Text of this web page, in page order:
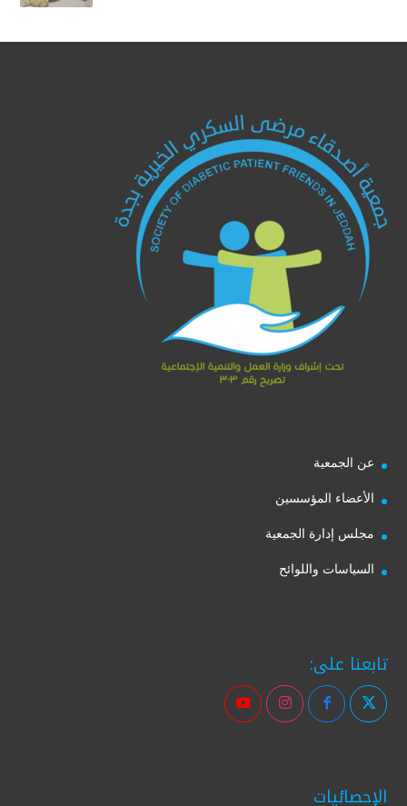
عن الجمعية
الأعضاء المؤسسين
مجلس إدارة الجمعية
السياسات واللوائح
تابعنا على:
الإحصائيات